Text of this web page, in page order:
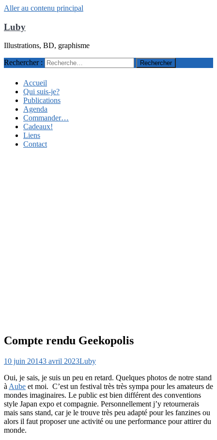
Aller au contenu principal
Luby
Illustrations, BD, graphisme
Rechercher :
Accueil
Qui suis-je?
Publications
Agenda
Commander…
Cadeaux!
Liens
Contact
Compte rendu Geekopolis
10 juin 20143 avril 2023Luby
Oui, je sais, je suis un peu en retard. Quelques photos de notre stand
à Aube et moi. C’est un festival très très sympa pour les amateurs de
mondes imaginaires. Le public est bien différent des conventions
style Japan expo et compagnie. Personnellement j’y retournerais
mais sans stand, car je le trouve très peu adapté pour les fanzines ou
alors il faut proposer une activité ou une performance pour attirer du
monde.